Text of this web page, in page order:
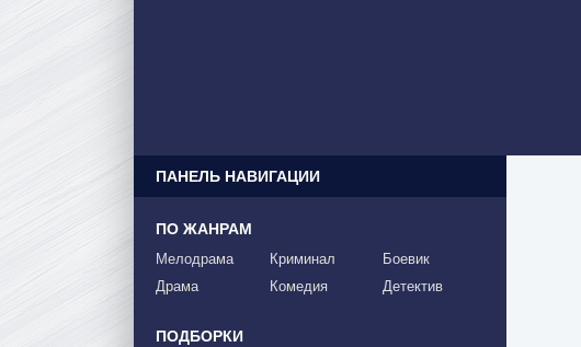
ПАНЕЛЬ НАВИГАЦИИ
ПО ЖАНРАМ
Мелодрама
Драма
Криминал
Комедия
Боевик
Детектив
ПОДБОРКИ